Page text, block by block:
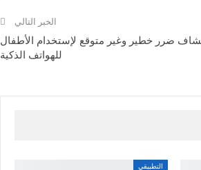
الخبر التالي
ضرر خطير وغير متوقع لإستخدام الأطفال
للهواتف الذكية
التطبيقي